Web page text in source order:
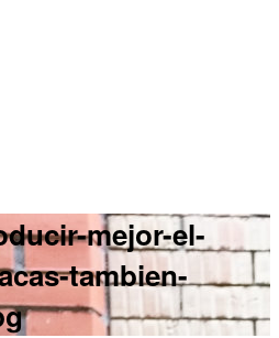
mejor-el-
tambien-